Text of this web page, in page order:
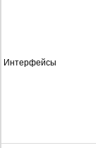
Интерфейсы